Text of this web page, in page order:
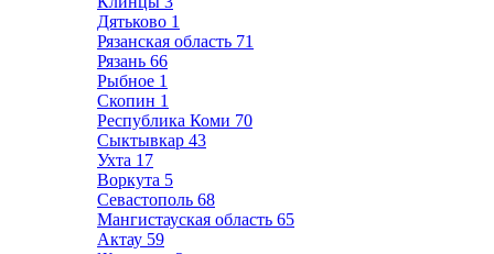
Дятьково 1
Рязанская область 71
Рязань 66
Рыбное 1
Скопин 1
Республика Коми 70
Сыктывкар 43
Ухта 17
Воркута 5
Севастополь 68
Мангистауская область 65
Актау 59